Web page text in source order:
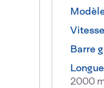
Barre
2000